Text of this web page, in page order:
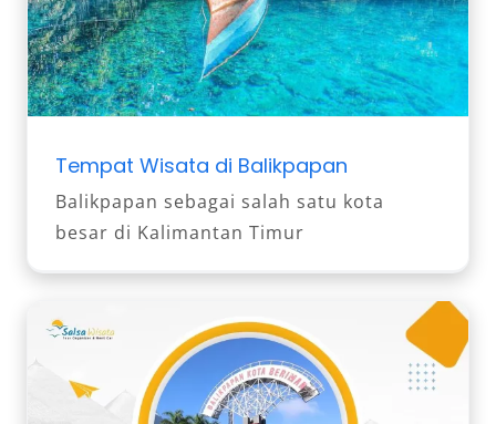
Tempat Wisata di Balikpapan
Balikpapan sebagai salah satu kota
besar di Kalimantan Timur